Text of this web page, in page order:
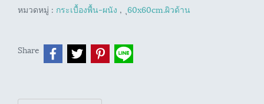
หมวดหมู่ : กระเบื้องพื้น-ผนัง , ุ60x60cm.ผิวด้าน
Share